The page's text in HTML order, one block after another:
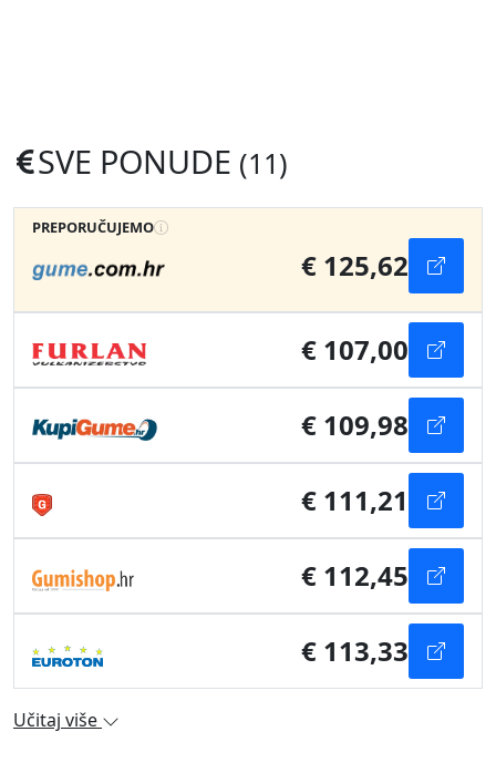
SVE PONUDE (11)
PREPORUČUJEMO
€ 125,62
€ 107,00
€ 109,98
€ 111,21
€ 112,45
€ 113,33
Učitaj više